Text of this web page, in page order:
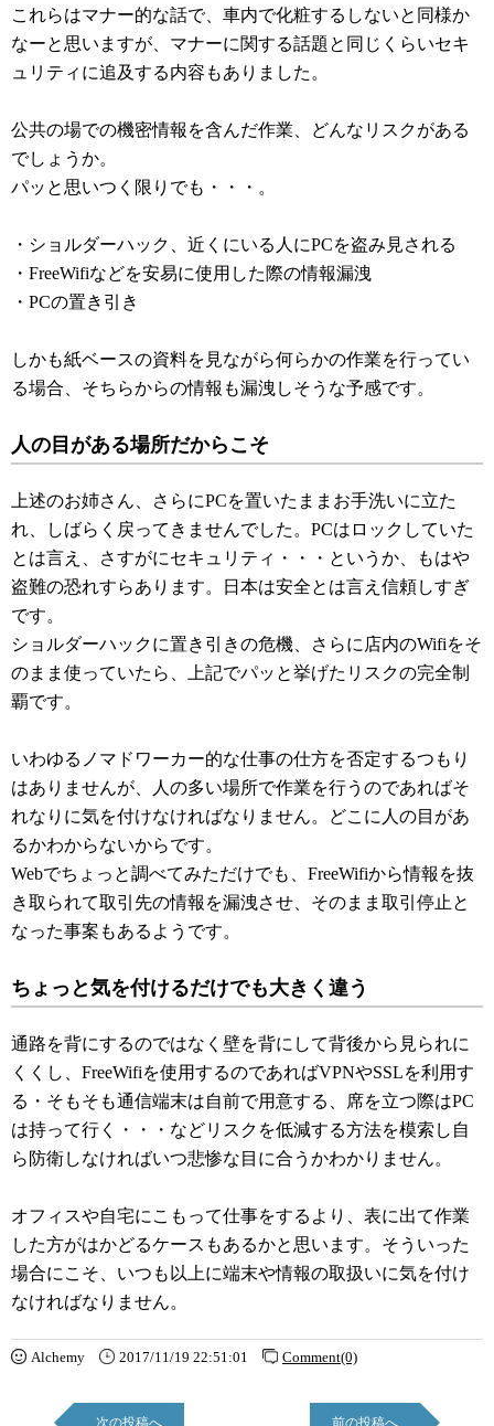
これらはマナー的な話で、車内で化粧するしないと同様か
なーと思いますが、マナーに関する話題と同じくらいセキ
ュリティに追及する内容もありました。
公共の場での機密情報を含んだ作業、どんなリスクがある
でしょうか。
パッと思いつく限りでも・・・。
・ショルダーハック、近くにいる人にPCを盗み見される
・FreeWifiなどを安易に使用した際の情報漏洩
・PCの置き引き
しかも紙ベースの資料を見ながら何らかの作業を行ってい
る場合、そちらからの情報も漏洩しそうな予感です。
人の目がある場所だからこそ
上述のお姉さん、さらにPCを置いたままお手洗いに立た
れ、しばらく戻ってきませんでした。PCはロックしていた
とは言え、さすがにセキュリティ・・・というか、もはや
盗難の恐れすらあります。日本は安全とは言え信頼しすぎ
です。
ショルダーハックに置き引きの危機、さらに店内のWifiをそ
のまま使っていたら、上記でパッと挙げたリスクの完全制
覇です。
いわゆるノマドワーカー的な仕事の仕方を否定するつもり
はありませんが、人の多い場所で作業を行うのであればそ
れなりに気を付けなければなりません。どこに人の目があ
るかわからないからです。
Webでちょっと調べてみただけでも、FreeWifiから情報を抜
き取られて取引先の情報を漏洩させ、そのまま取引停止と
なった事案もあるようです。
ちょっと気を付けるだけでも大きく違う
通路を背にするのではなく壁を背にして背後から見られに
くくし、FreeWifiを使用するのであればVPNやSSLを利用す
る・そもそも通信端末は自前で用意する、席を立つ際はPC
は持って行く・・・などリスクを低減する方法を模索し自
ら防衛しなければいつ悲惨な目に合うかわかりません。
オフィスや自宅にこもって仕事をするより、表に出て作業
した方がはかどるケースもあるかと思います。そういった
場合にこそ、いつも以上に端末や情報の取扱いに気を付け
なければなりません。
Alchemy 2017/11/19 22:51:01 Comment(0)
次の投稿へ 前の投稿へ